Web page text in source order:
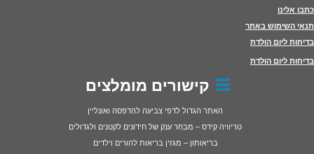
כתבו אלינו
תנאי השימוש באתר
בדיחות ליום הולדת
בדיחות ליום הולדת
קישורים מומלצים
האתר הגדול לדפי צביעה להדפסה ואונליין
טריוויה קידס – מבחר ענק של חידונים לקטנים ולגדולים
בריאותון – מגזין בריאות להורים וילדים